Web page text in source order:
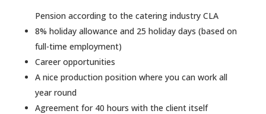
Pension according to the catering industry CLA
8% holiday allowance and 25 holiday days (based on
full-time employment)
Career opportunities
A nice production position where you can work all
year round
Agreement for 40 hours with the client itself